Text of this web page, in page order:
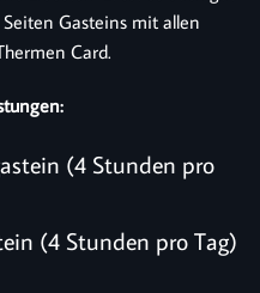
Gasteins mit allen
Card.
(4 Stunden pro
(4 Stunden pro Tag)